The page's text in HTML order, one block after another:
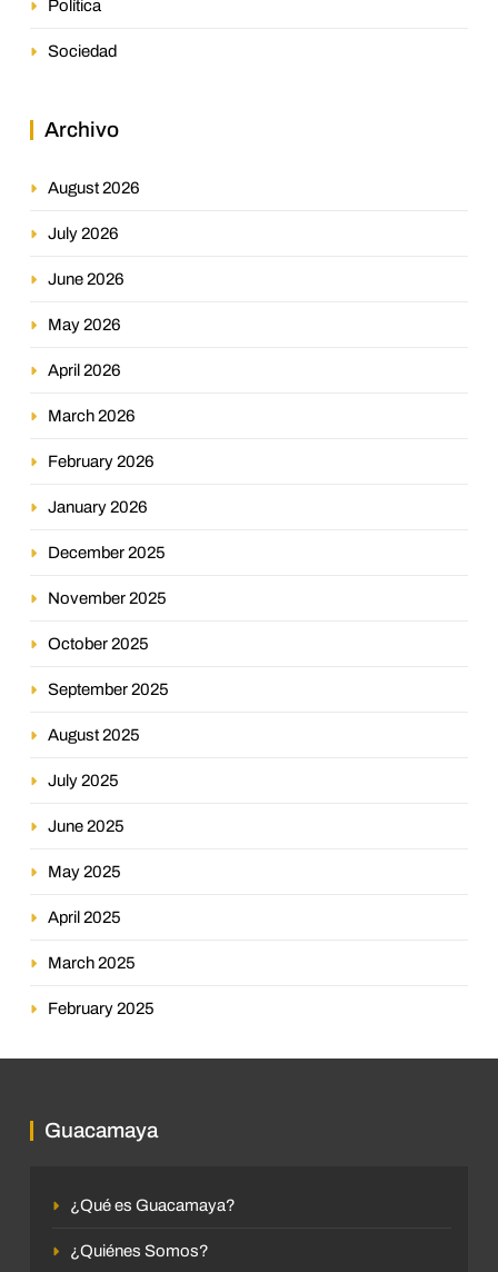
Política
Sociedad
Archivo
August 2026
July 2026
June 2026
May 2026
April 2026
March 2026
February 2026
January 2026
December 2025
November 2025
October 2025
September 2025
August 2025
July 2025
June 2025
May 2025
April 2025
March 2025
February 2025
Guacamaya
¿Qué es Guacamaya?
¿Quiénes Somos?